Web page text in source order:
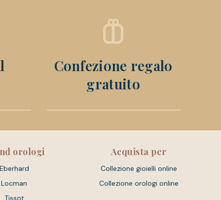
Confezione regalo
gratuito
orologi
Locman
Acquista per
Collezione gioielli online
Collezione orologi online